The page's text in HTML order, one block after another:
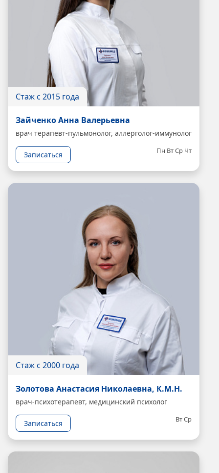
Стаж с 2015 года
Зайченко Анна Валерьевна
врач терапевт-пульмонолог, аллерголог-иммунолог
Записаться Пн ВтСр Чт
Стаж с 2000 года
Золотова Анастасия Николаевна, К.М.Н.
врач-психотерапевт, медицинский психолог
Записаться ВтСр